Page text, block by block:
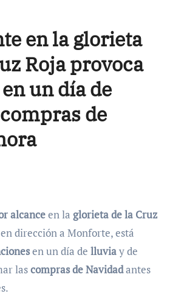
en la glorieta
Roja provoca
un día de
de
alcanceen la glorieta de la Cruz
dirección a Monforte, está
en un día de lluviay de
lascompras de Navidadantes